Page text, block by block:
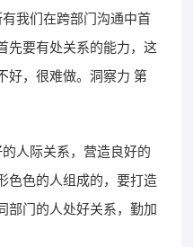
我们在跨部门沟通中首
先要有处关系的能力，这
好，很难做。洞察力 第
人际关系，营造良好的
色色的人组成的，要打造
部门的人处好关系，勤加